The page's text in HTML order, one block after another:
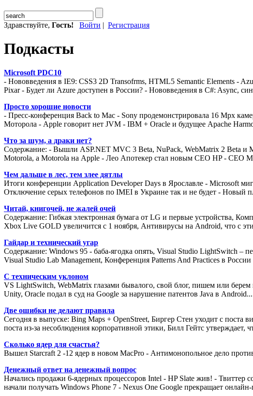
Здравствуйте, Гость! Войти | Регистрация
Подкасты
Microsoft PDC10
- Нововведения в IE9: CSS3 2D Transofrms, HTML5 Semantic Elements -
Pixar - Будет ли Azure доступен в России? - Нововведения в C#: Async,
Просто хорошие новости
- Пресс-конференция Back to Mac - Sony продемонстрировала 16 Mpx
Моторола - Apple говорит нет JVM - IBM + Oracle и будущее Apache
Что за шум, а драки нет?
Содержание: - Вышли ASP.NET MVC 3 Beta, NuPack, WebMatrix 2 Beta и
Motorola, а Motorola на Apple - Лео Апотекер стал новым CEO HP - CEO
Чем дальше в лес, тем злее дятлы
Итоги конференции Application Developer Days в Ярославле - Microsoft
Отключение серых телефонов по IMEI в Украине так и не будет - Новый
Читай, книгочей, не жалей очей
Содержание: Гибкая электронная бумага от LG и первые устройства,
Xbox Live GOLD увеличится с 1 ноября, Антивирусы на Android, что с
Гайдар и технический угар
Содержание: Windows 95 - баба-ягодка опять, Visual Studio LightSwitch –
Visual Studio Lab Management, Конференция Patterns And Practices в
С техническим уклоном
VS LightSwitch, WebMatrix глазами бывалого, свой блог, пишем или
Unity, Oracle подал в суд на Google за нарушение патентов Java в Android...
Две ошибки не делают правила
Сегодня в выпуске: Bing Maps + OpenStreet, Биргер Стен уходит с поста
поста из-за несоблюдения корпоративной этики, Билл Гейтс утверждает,
Сколько ядер для счастья?
Вышел Starcraft 2 -12 ядер в новом MacPro - Антимонопольное дело
Денежный ответ на денежный вопрос
Начались продажи 6-ядерных процессоров Intel - HP Slate жив! - Твиттер
начали получать Windows Phone 7 - Nexus One Google прекращает